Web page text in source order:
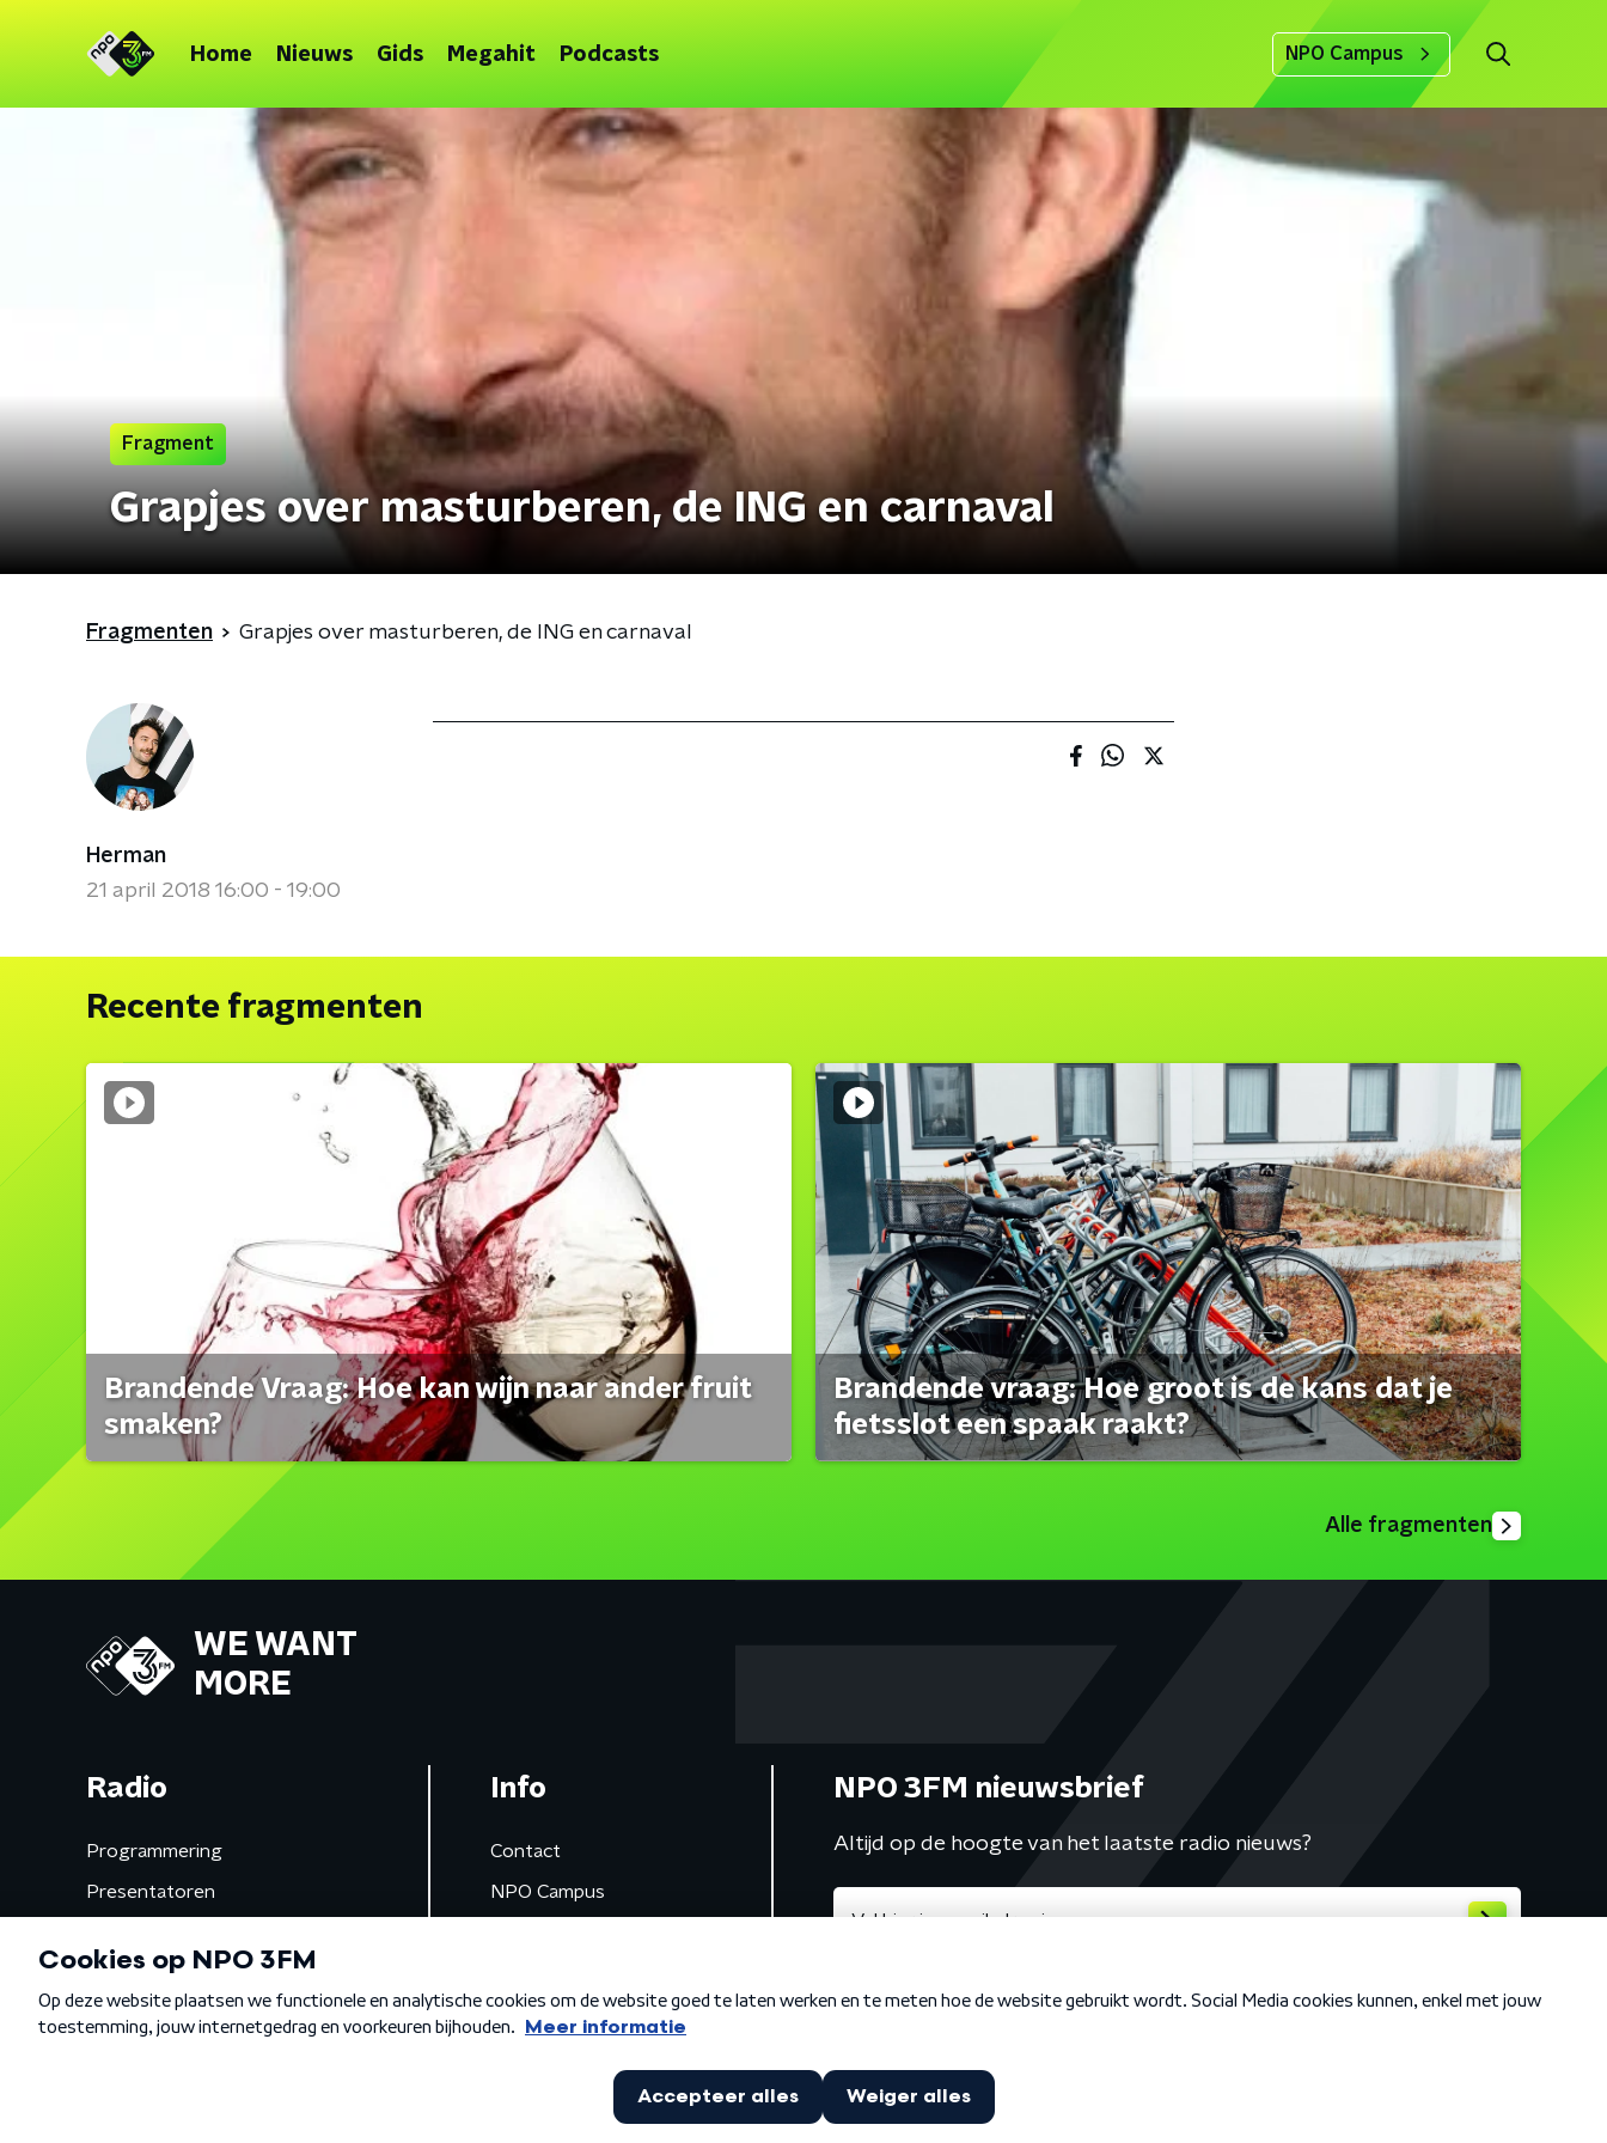
Home Nieuws Gids Megahit Podcasts NPO Campus
Fragment
Grapjes over masturberen, de ING en carnaval
Fragmenten Grapjes over masturberen, de ING en carnaval
Herman
21 april 2018 16:00 - 19:00
Recente fragmenten
Brandende Vraag: Hoe kan wijn naar ander fruit
smaken?
Brandende vraag: Hoe groot is de kans dat je
fietsslot een spaak raakt?
Alle fragmenten
WE WANT
MORE
Radio
Programmering
Presentatoren
Gemist
Info
Contact
NPO Campus
NPO 3FM nieuwsbrief
Altijd op de hoogte van het laatste radio nieuws?
Algemene voorwaarden Privacybeleid